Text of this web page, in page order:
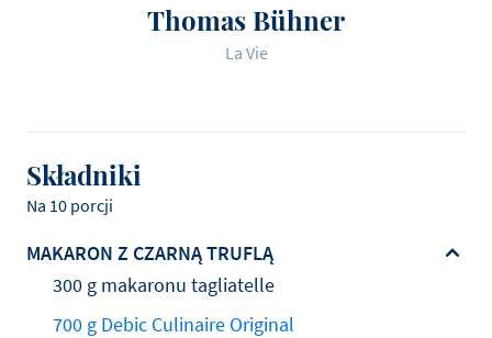
Thomas Bühner
La Vie
Składniki
Na 10 porcji
MAKARON Z CZARNĄ TRUFLĄ
300 g makaronu tagliatelle
700 g Debic Culinaire Original